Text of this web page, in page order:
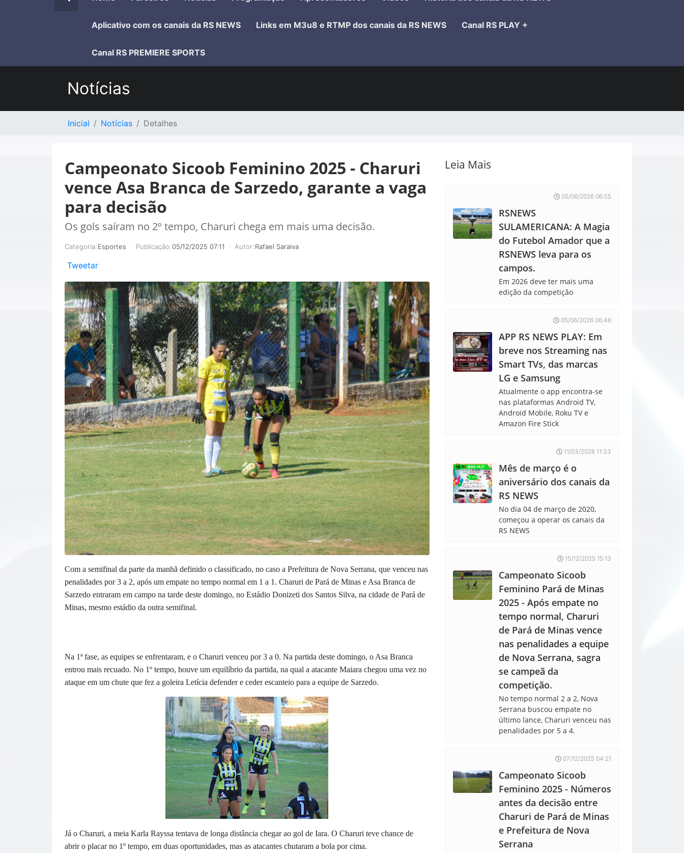
Aplicativo com os canais da RS NEWS Links em M3u8 e RTMP dos canais da RS NEWS Canal RS PLAY +
Canal RS PREMIERE SPORTS
Notícias
Inicial Notícias Detalhes
Campeonato Sicoob Feminino 2025 - Charuri
vence Asa Branca de Sarzedo, garante a vaga
para decisão
Os gols saíram no 2º tempo, Charuri chega em mais uma decisão.
Categoria: Esportes Publicação:05/12/2025 07:11 Autor: Rafael Saraiva
Tweetar
Com a semifinal da parte da manhã definido o classificado, no caso a Prefeitura de Nova Serrana, que venceu nas
penalidades por 3 a 2, após um empate no tempo normal em 1 a 1. Charuri de Pará de Minas e Asa Branca de
Sarzedo entraram em campo na tarde deste domingo, no Estádio Donizeti dos Santos Silva, na cidade de Pará de
Minas, mesmo estádio da outra semifinal.
Na 1ª fase, as equipes se enfrentaram, e o Charuri venceu por 3 a 0. Na partida deste domingo, o Asa Branca
entrou mais recuado. No 1º tempo, houve um equilíbrio da partida, na qual a atacante Maiara chegou uma vez no
ataque em um chute que fez a goleira Letícia defender e ceder escanteio para a equipe de Sarzedo.
Já o Charuri, a meia Karla Rayssa tentava de longa distância chegar ao gol de Iara. O Charuri teve chance de
abrir o placar no 1º tempo, em duas oportunidades, mas as atacantes chutaram a bola por cima.
Leia Mais
05/06/2026 06:55
RSNEWS
SULAMERICANA: A Magia
do Futebol Amador que a
RSNEWS leva para os
campos.
Em 2026 deve ter mais uma
edição da competição
05/06/2026 06:46
APP RS NEWS PLAY: Em
breve nos Streaming nas
Smart TVs, das marcas
LG e Samsung
Atualmente o app encontra-se
nas plataformas Android TV,
Android Mobile, Roku TV e
Amazon Fire Stick
11/03/2026 11:33
Mês de março é o
aniversário dos canais da
RS NEWS
No dia 04 de março de 2020,
começou a operar os canais da
RS NEWS
15/12/2025 15:13
Campeonato Sicoob
Feminino Pará de Minas
2025 - Após empate no
tempo normal, Charuri
de Pará de Minas vence
nas penalidades a equipe
de Nova Serrana, sagra
se campeã da
competição.
No tempo normal 2 a 2, Nova
Serrana buscou empate no
último lance, Charuri venceu nas
penalidades por 5 a 4.
07/12/2025 04:21
Campeonato Sicoob
Feminino 2025 - Números
antes da decisão entre
Charuri de Pará de Minas
e Prefeitura de Nova
Serrana